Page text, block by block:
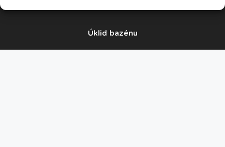
Úklid bazénu